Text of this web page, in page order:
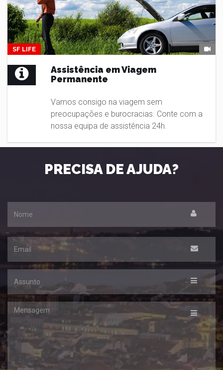
SF LIFE
Assistência em Viagem
Permanente
Vamos consigo na viagem sem
preocupações e burocracias. Conte com a
nossa equipa de assistência 24h.
PRECISA DE AJUDA?
Email
Mensagem